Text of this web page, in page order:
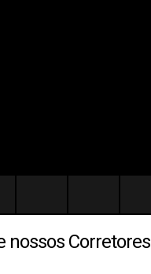
nossos Corretores